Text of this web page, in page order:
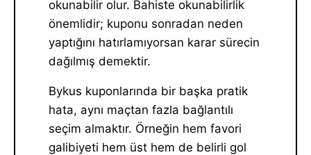
okunabilir olur. Bahiste okunabilirlik
önemlidir; kuponu sonradan neden
yaptığını hatırlamıyorsan karar sürecin
dağılmış demektir.
Bykus kuponlarında bir başka pratik
hata, aynı maçtan fazla bağlantılı
seçim almaktır. Örneğin hem favori
galibiyeti hem üst hem de belirli gol